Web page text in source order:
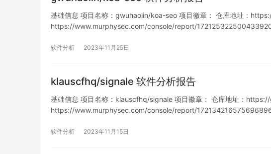
基础信息 项目名称：gwuhaolin/koa-seo 项目徽章： 仓库地址：
https://www.murphysec.com/console/report/
软件分析 2023年11月25日
klauscfhq/signale 软件分析报告
基础信息 项目名称：klauscfhq/signale 项目徽章： 仓库地址：
https://www.murphysec.com/console/report/
软件分析 2023年11月15日